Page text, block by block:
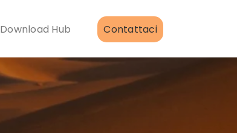
Download Hub Contattaci